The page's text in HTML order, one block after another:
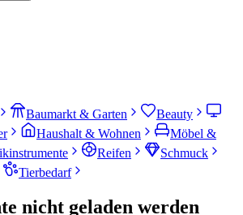
Baumarkt & Garten
Beauty
Haushalt & Wohnen
Möbel &
Reifen
Schmuck
Tierbedarf
nicht geladen werden